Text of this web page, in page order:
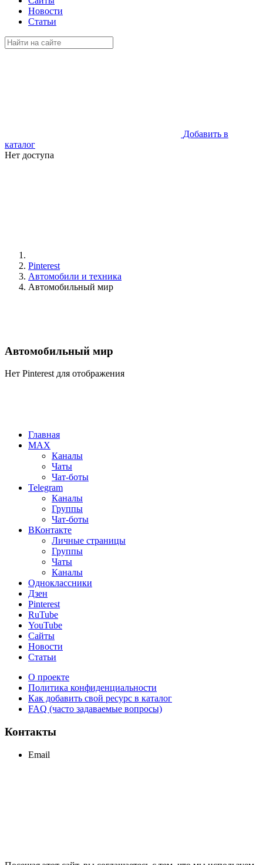
Новости
Статьи
Добавить в
каталог
Нет доступа
Pinterest
Автомобили и техника
Автомобильный мир
Автомобильный мир
Нет Pinterest для отображения
Главная
MAX
Каналы
Чаты
Чат-боты
Telegram
Каналы
Группы
Чат-боты
ВКонтакте
Личные страницы
Группы
Чаты
Каналы
Одноклассники
Дзен
Pinterest
RuTube
YouTube
Сайты
Новости
Статьи
О проекте
Политика конфиденциальности
Как добавить свой ресурс в каталог
FAQ (часто задаваемые вопросы)
Контакты
Email